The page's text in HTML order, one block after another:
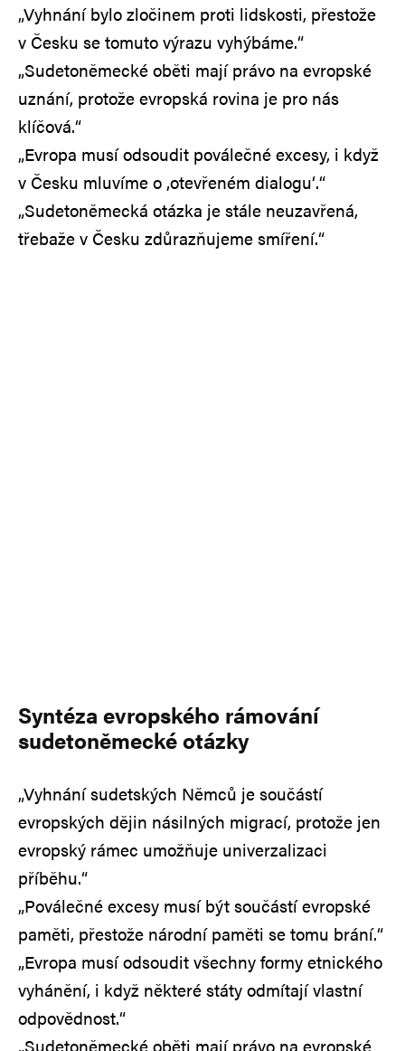
„Vyhnání bylo zločinem proti lidskosti, přestože
v Česku se tomuto výrazu vyhýbáme.“
„Sudetoněmecké oběti mají právo na evropské
uznání, protože evropská rovina je pro nás
klíčová.“
„Evropa musí odsoudit poválečné excesy, i když
v Česku mluvíme o ‚otevřeném dialogu‘.“
„Sudetoněmecká otázka je stále neuzavřená,
třebaže v Česku zdůrazňujeme smíření.“
Syntéza evropského rámování
sudetoněmecké otázky
„Vyhnání sudetských Němců je součástí
evropských dějin násilných migrací, protože jen
evropský rámec umožňuje univerzalizaci
příběhu.“
„Poválečné excesy musí být součástí evropské
paměti, přestože národní paměti se tomu brání.“
„Evropa musí odsoudit všechny formy etnického
vyhánění, i když některé státy odmítají vlastní
odpovědnost.“
„Sudetoněmecké oběti mají právo na evropské